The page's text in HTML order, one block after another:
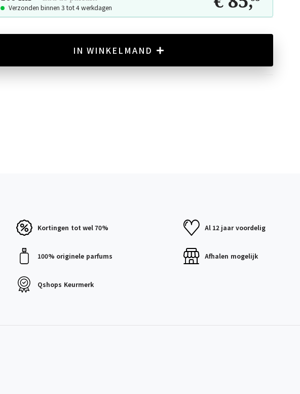
Verzonden binnen 3 tot 4 werkdagen
IN WINKELMAND
Kortingen tot wel 70% Al 12 jaar voordelig
100% originele parfums Afhalen mogelijk
Qshops Keurmerk